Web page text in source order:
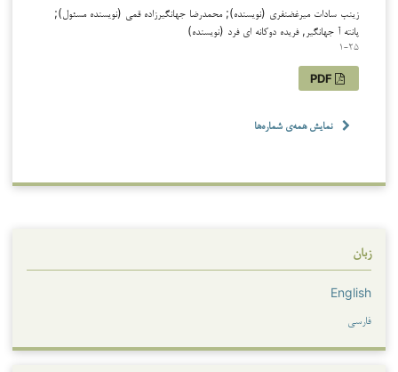
زینب سادات میرغضنفری (نویسنده); محمدرضا جهانگیرزاده قمی (نویسنده مسئول);
پانته آ جهانگیر, فریده دوکانه ای فرد (نویسنده)
1-25
نمایش همه‌ی شماره‌ها
زبان
English
فارسی